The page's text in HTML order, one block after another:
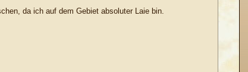
da ich auf dem Gebiet absoluter Laie bin.